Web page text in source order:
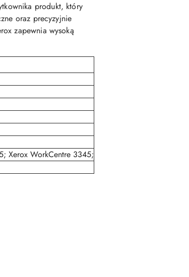
produkt, który
oraz precyzyjnie
zapewnia wysoką
Xerox WorkCentre 3345;